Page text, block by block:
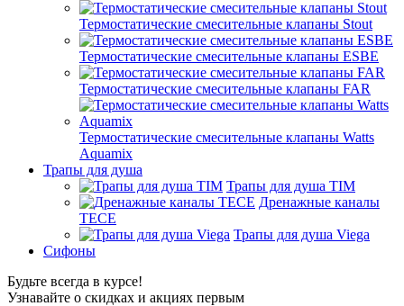
Термостатические смесительные клапаны Stout
Термостатические смесительные клапаны ESBE
Термостатические смесительные клапаны FAR
Термостатические смесительные клапаны Watts
Aquamix
Трапы для душа
Трапы для душа TIM
Дренажные каналы
TECE
Трапы для душа Viega
Сифоны
Будьте всегда в курсе!
Узнавайте о скидках и акциях первым